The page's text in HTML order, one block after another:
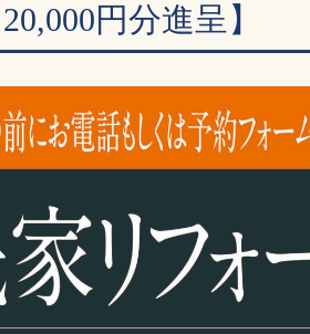
円分進呈】